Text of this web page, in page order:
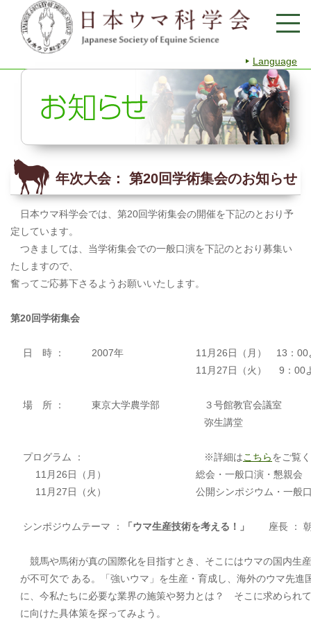
Language
年次大会： 第20回学術集会のお知らせ
日本ウマ科学会では、第20回学術集会の開催を下記のとおり予
定しています。
つきましては、当学術集会での一般口演を下記のとおり募集い
たしますので、
奮ってご応募下さるようお願いいたします。
第20回学術集会
日 時 ： 2007年
11月26日（月） 13：00
11月27日（火） 9：00
場 所 ： 東京大学農学部
３号館教官会議室
弥生講堂
プログラム ： ※詳細はこちらをご覧
11月26日（月）
総会・一般口演・懇親会
11月27日（火）
公開シンポジウム・一般
シンポジウムテーマ ： 「ウマ生産技術を考える！」 座長 ：
競馬や馬術が真の国際化を目指すとき、そこにはウマの国内生
が不可欠で ある。「強いウマ」を生産・育成し、海外のウマ先進
に、今私たちに必要な業界の施策や努力とは？ そこに求められ
に向けた具体策を探ってみよう。